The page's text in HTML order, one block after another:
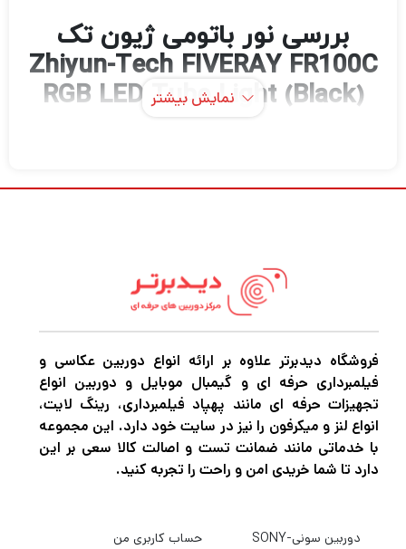
بررسی نور باتومی ژیون تک
Zhiyun-Tech FIVERAY FR100C
RGB LED Tube Light (Black)
360 درجه در حالت HSI، دمای رنگ متغیر و
کاهش نور مداوم 0 تا 100 درصد هستند. این
چراغ کاملاً برجسته است و یک چراغ پرکننده ایده
آل برای تیراندازی با اسلحه است. صفحه کنترل و
صفحه نمایش آن به شما امکان می دهد بین
حالت های مختلف جابجا شوید و وضعیت باتری
خود را مشاهده کنید.
FIVERAY FR100C دارای فن های داخلی برای
نمایش بیشتر
فروشگاه دیدبرتر علاوه بر ارائه انواع دوربین عکاسی و
فیلمبرداری حرفه ای و گیمبال موبایل و دوربین انواع
تجهیزات حرفه ای مانند پهپاد فیلمبرداری، رینگ لایت،
انواع لنز و میکرفون را نیز در سایت خود دارد. این مجموعه
با خدماتی مانند ضمانت تست و اصالت کالا سعی بر این
دارد تا شما خریدی امن و راحت را تجربه کنید.
دوربین سونی-SONY حساب کاربری من